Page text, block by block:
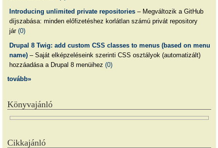
Introducing unlimited private repositories– Megváltozik a GitHub
díjszabása: minden előfizetéshez korlátlan számú privát repository
jár (0)
Drupal 8 Twig: add custom CSS classes to menus (based on menu
name)– Saját elképzeléseink szerinti CSS osztályok (automatizált)
hozzáadása a Drupal 8 menüihez (0)
tovább»
Könyvajánló
Cikkajánló